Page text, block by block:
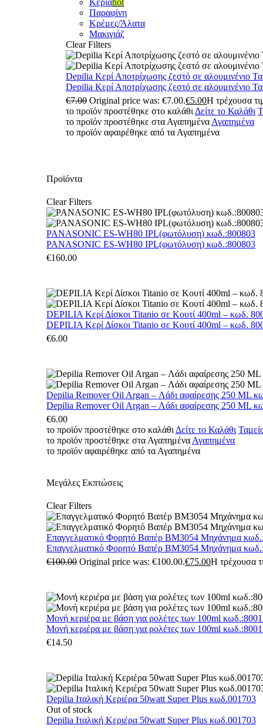
Κεριάhot
Παραφίνη
Κρέμες/Άλατα
Μακιγιάζ
Clear Filters
Depilia Κερί Αποτρίχωσης ζεστό σε αλουμινένιο
Depilia Κερί Αποτρίχωσης ζεστό σε αλουμινένιο
€7.00 Original price was: €7.00.€5.00Η τρέχουσα
το προϊόν προστέθηκε στο καλάθι Δείτε το Καλάθι
το προϊόν προστέθηκε στα Αγαπημένα Αγαπημένα
το προϊόν αφαιρέθηκε από τα Αγαπημένα
Προϊόντα
Clear Filters
PANASONIC ES-WH80 IPL(φωτόλυση) κωδ.:800803
PANASONIC ES-WH80 IPL(φωτόλυση) κωδ.:800803
€160.00
DEPILIA Κερί Δίσκοι Titanio σε Κουτί 400ml – κωδ.
DEPILIA Κερί Δίσκοι Titanio σε Κουτί 400ml – κωδ.
€6.00
Depilia Remover Oil Argan – Λάδι αφαίρεσης 250 ML
Depilia Remover Oil Argan – Λάδι αφαίρεσης 250 ML
€6.00
το προϊόν προστέθηκε στο καλάθι Δείτε το Καλάθι
το προϊόν προστέθηκε στα Αγαπημένα Αγαπημένα
το προϊόν αφαιρέθηκε από τα Αγαπημένα
Μεγάλες Εκπτώσεις
Clear Filters
Επαγγελματικό Φορητό Βαπέρ BM3054 Μηχάνημα
Επαγγελματικό Φορητό Βαπέρ BM3054 Μηχάνημα
€100.00 Original price was: €100.00.€75.00Η τρέχουσα
Μονή κεριέρα με βάση για ρολέτες των 100ml
Μονή κεριέρα με βάση για ρολέτες των 100ml
€14.50
Depilia Ιταλική Κεριέρα 50watt Super Plus κωδ.001703
Out of stock
Depilia Ιταλική Κεριέρα 50watt Super Plus κωδ.001703